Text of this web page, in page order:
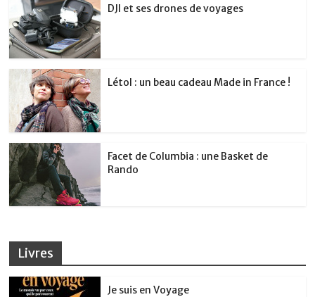
DJI et ses drones de voyages
Létol : un beau cadeau Made in France !
Facet de Columbia : une Basket de
Rando
Livres
Je suis en Voyage